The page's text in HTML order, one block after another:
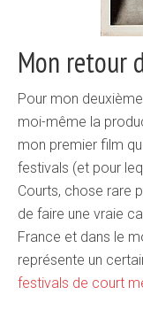
Mon retour
Pour mon
moi-même la
mon premier film
festivals (et pour
Courts, chose rare
de faire une vraie
France et dans le
représente un
festivals de court